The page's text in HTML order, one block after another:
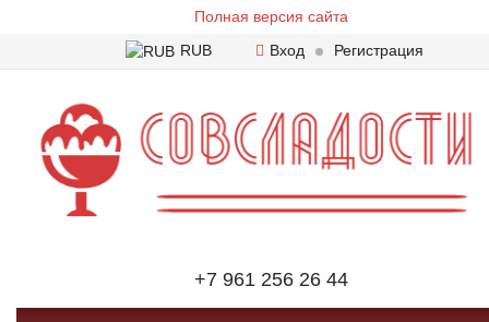
Полная версия сайта
RUB
Вход Регистрация
+7 961 256 26 44